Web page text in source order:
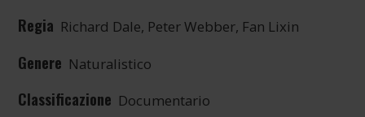
Regia Richard Dale, Peter Webber, Fan Lixin
Genere Naturalistico
Classificazione Documentario